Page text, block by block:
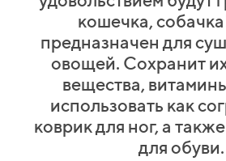
кошечка,
предназначен для
овощей. Сохранит
вещества,
использовать как
коврик для ног, а
для обуви.